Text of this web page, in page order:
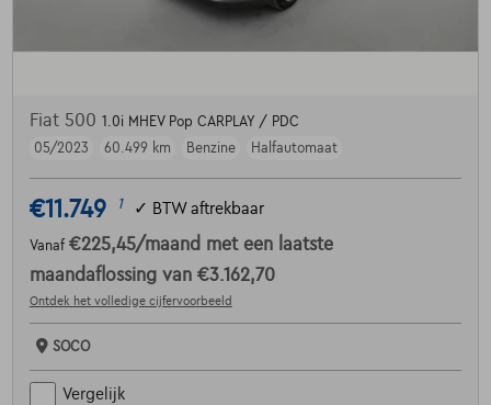
Fiat 500 1.0i MHEV Pop CARPLAY / PDC
05/2023
60.499 km Benzine Halfautomaat
€11.749 1 ✓ BTW aftrekbaar
Vanaf €225,45/maand met een laatste
maandaflossing van €3.162,70
Ontdek het volledige cijfervoorbeeld
SOCO
Vergelijk